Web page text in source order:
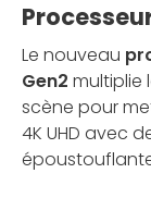
Processeur
Le nouveau
Gen2 multiplie
scène pour
4K UHD avec